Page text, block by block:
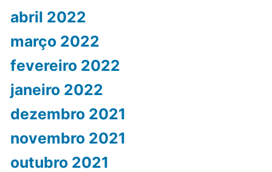
abril 2022
março 2022
fevereiro 2022
janeiro 2022
dezembro 2021
novembro 2021
outubro 2021